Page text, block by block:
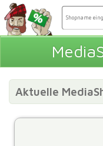
Aktuelle